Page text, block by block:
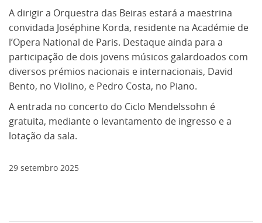
A dirigir a Orquestra das Beiras estará a maestrina
convidada Joséphine Korda, residente na Académie de
l’Opera National de Paris. Destaque ainda para a
participação de dois jovens músicos galardoados com
diversos prémios nacionais e internacionais, David
Bento, no Violino, e Pedro Costa, no Piano.
A entrada no concerto do Ciclo Mendelssohn é
gratuita, mediante o levantamento de ingresso e a
lotação da sala.
29 setembro 2025